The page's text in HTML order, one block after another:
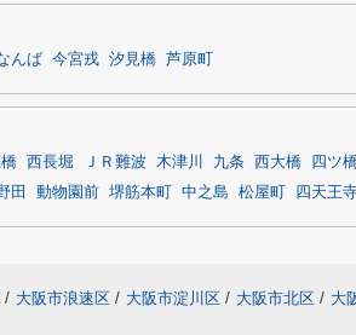
んば 今宮戎 汐見橋 芦原町
西長堀 ＪＲ難波 木津川 九条 西大橋 四ツ
田 動物園前 堺筋本町 中之島 松屋町 四天王
/ 大阪市浪速区 / 大阪市淀川区 / 大阪市北区 / 大